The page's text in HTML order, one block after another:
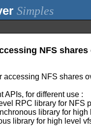
Simples
NFS shares
accessing NFS shares
APIs, for different use :
RPC library for NFS
library for
library for high level